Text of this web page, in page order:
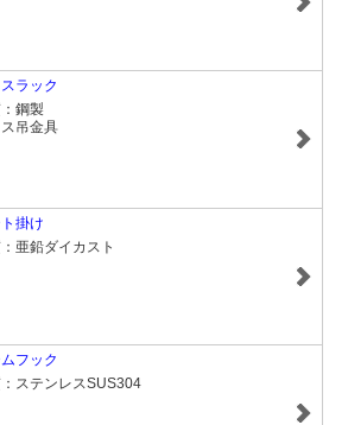
ラック
鋼製
吊金具
掛け
亜鉛ダイカスト
フック
ステンレスSUS304